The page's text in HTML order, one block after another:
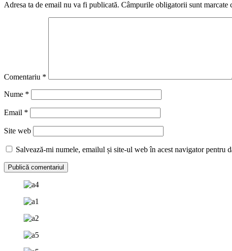
Adresa ta de email nu va fi publicată. Câmpurile obligatorii sunt marcate
Comentariu *
Nume *
Email *
Site web
Salvează-mi numele, emailul și site-ul web în acest navigator pentru